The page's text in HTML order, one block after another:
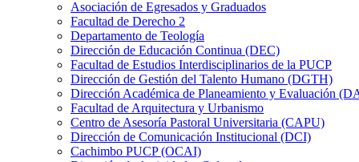
Asociación de Egresados y Graduados
Facultad de Derecho 2
Departamento de Teología
Dirección de Educación Continua (DEC)
Facultad de Estudios Interdisciplinarios de la PUCP
Dirección de Gestión del Talento Humano (DGTH)
Dirección Académica de Planeamiento y Evaluación
Facultad de Arquitectura y Urbanismo
Centro de Asesoría Pastoral Universitaria (CAPU)
Dirección de Comunicación Institucional (DCI)
Cachimbo PUCP (OCAI)